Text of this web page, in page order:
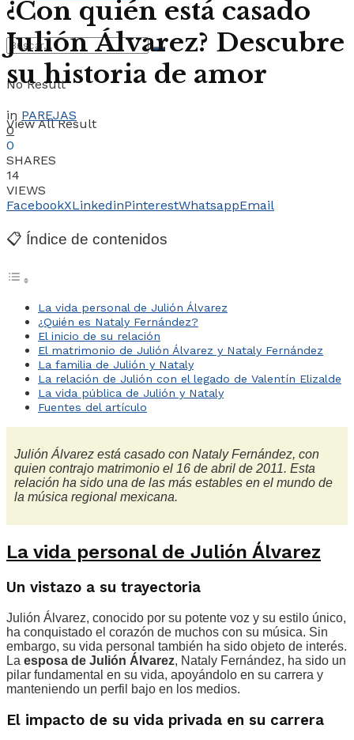
No Result
View All Result
¿Con quién está casado
Julión Álvarez? Descubre
su historia de amor
in PAREJAS
0
0
SHARES
14
VIEWS
FacebookXLinkedinPinterestWhatsappEmail
📋 Índice de contenidos
La vida personal de Julión Álvarez
¿Quién es Nataly Fernández?
El inicio de su relación
El matrimonio de Julión Álvarez y Nataly Fernández
La familia de Julión y Nataly
La relación de Julión con el legado de Valentín Elizalde
La vida pública de Julión y Nataly
Fuentes del artículo
Julión Álvarez está casado con Nataly Fernández, con
quien contrajo matrimonio el 16 de abril de 2011. Esta
relación ha sido una de las más estables en el mundo de
la música regional mexicana.
La vida personal de Julión Álvarez
Un vistazo a su trayectoria
Julión Álvarez, conocido por su potente voz y su estilo único,
ha conquistado el corazón de muchos con su música. Sin
embargo, su vida personal también ha sido objeto de interés.
La esposa de Julión Álvarez, Nataly Fernández, ha sido un
pilar fundamental en su vida, apoyándolo en su carrera y
manteniendo un perfil bajo en los medios.
El impacto de su vida privada en su carrera